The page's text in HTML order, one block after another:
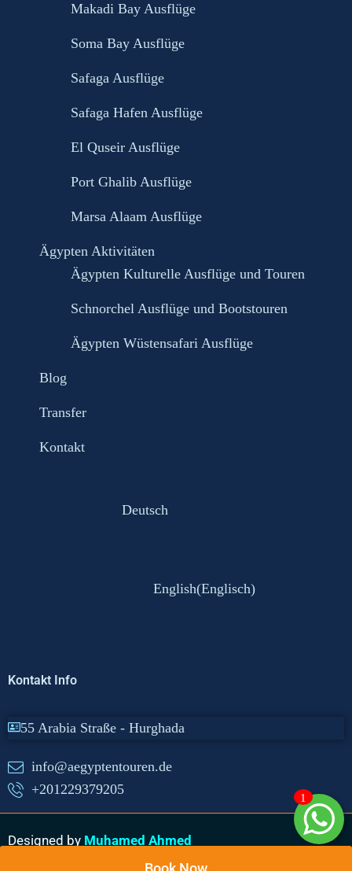
Makadi Bay Ausflüge
Soma Bay Ausflüge
Safaga Ausflüge
Safaga Hafen Ausflüge
El Quseir Ausflüge
Port Ghalib Ausflüge
Marsa Alaam Ausflüge
Ägypten Aktivitäten
Ägypten Kulturelle Ausflüge und Touren
Schnorchel Ausflüge und Bootstouren
Ägypten Wüstensafari Ausflüge
Blog
Transfer
Kontakt
Deutsch
English(Englisch)
Kontakt Info
55 Arabia Straße - Hurghada
info@aegyptentouren.de
+201229379205
Designed by Muhamed Ahmed
1